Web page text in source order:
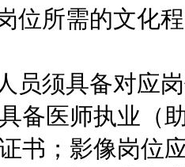
所需的文化程
须具备对应岗
备医师执业（
书；影像岗位